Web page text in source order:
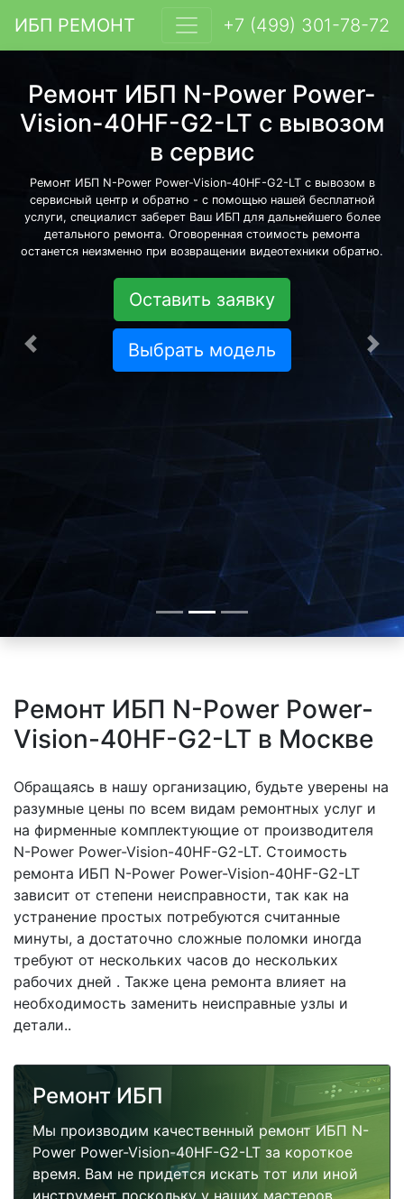
ИБП РЕМОНТ +7 (499) 301-78-72
Ремонт ИБП N-Power Power-
Vision-40HF-G2-LT с вывозом
в сервис
Ремонт ИБП N-Power Power-Vision-40HF-G2-LT с вывозом в
сервисный центр и обратно - с помощью нашей бесплатной
услуги, специалист заберет Ваш ИБП для дальнейшего более
детального ремонта. Оговоренная стоимость ремонта
останется неизменно при возвращении видеотехники обратно.
Оставить заявку
Выбрать модель
Предыдущая
Ремонт ИБП N-Power Power-
Vision-40HF-G2-LT в Москве
Обращаясь в нашу организацию, будьте уверены на
разумные цены по всем видам ремонтных услуг и
на фирменные комплектующие от производителя
N-Power Power-Vision-40HF-G2-LT. Стоимость
ремонта ИБП N-Power Power-Vision-40HF-G2-LT
зависит от степени неисправности, так как на
устранение простых потребуются считанные
минуты, а достаточно сложные поломки иногда
требуют от нескольких часов до нескольких
рабочих дней . Также цена ремонта влияет на
необходимость заменить неисправные узлы и
детали..
Ремонт ИБП
Мы производим качественный ремонт ИБП N-
Power Power-Vision-40HF-G2-LT за короткое
время. Вам не придется искать тот или иной
инструмент поскольку у наших мастеров